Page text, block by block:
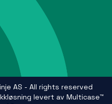
AS - All rights reserved
levert av Multicase™